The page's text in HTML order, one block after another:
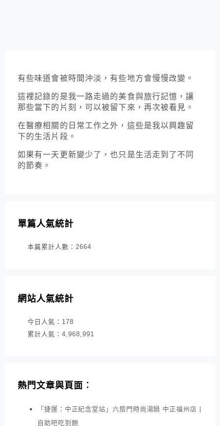
有些味道會被時間沖淡，有些地方會慢慢改變。
這裡記錄的是我一路走過的美食與旅行記憶，讓
那些當下的片刻，可以被留下來，再次被看見。
在醫療相關的日常工作之外，這些是我以興趣留
下的生活片段。
如果有一天更新變少了，也只是生活走到了不同
的節奏。
單篇人氣統計
本篇累計人數： 2664
網站人氣統計
今日人氣： 178
累計人氣： 4,968,991
熱門文章與頁面︰
「捷運：中正紀念堂站」六扇門時尚湯鍋 中正福州店 |
自助吧吃到飽